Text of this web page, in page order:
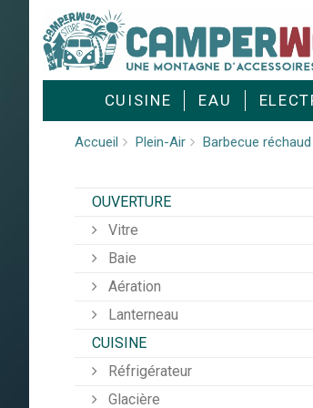
CUISINE EAU
Accueil Plein-Air Barbecue réchaud
OUVERTURE
Vitre
Baie
Aération
Lanterneau
CUISINE
Réfrigérateur
Glacière
Cookies management panel